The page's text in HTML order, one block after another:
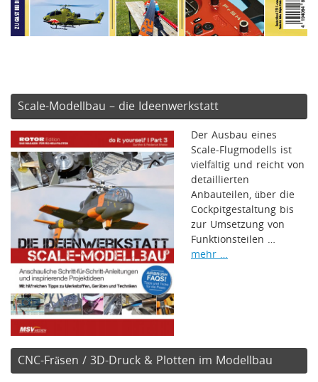
Scale-Modellbau – die Ideenwerkstatt
Der Ausbau eines
Scale-Flugmodells ist
vielfältig und reicht von
detaillierten
Anbauteilen, über die
Cockpitgestaltung bis
zur Umsetzung von
Funktionsteilen …
mehr …
CNC-Fräsen / 3D-Druck & Plotten im Modellbau